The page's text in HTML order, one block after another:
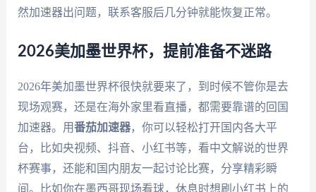
然加速器出问题，联系客服后几分钟就能恢复正常。
2026美加墨世界杯，提前准备不迷路
2026年美加墨世界杯很快就要来了，到时候不管你是去
现场观赛，还是在海外家里看直播，都需要靠谱的回国
加速器。用番茄加速器，你可以轻松打开国内各大平
台，比如央视频、抖音、小红书等，看中文解说的世界
杯赛事，还能和国内朋友一起讨论比赛，分享精彩瞬
间。比如你在墨西哥现场看球，休息时想刷小红书上的